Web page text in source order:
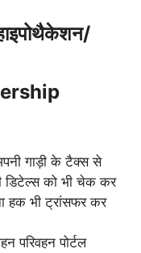
गाड़ी के टैक्स से
डिटेल्स को भी चेक कर
हक भी ट्रांसफर कर
परिवहन पोर्टल